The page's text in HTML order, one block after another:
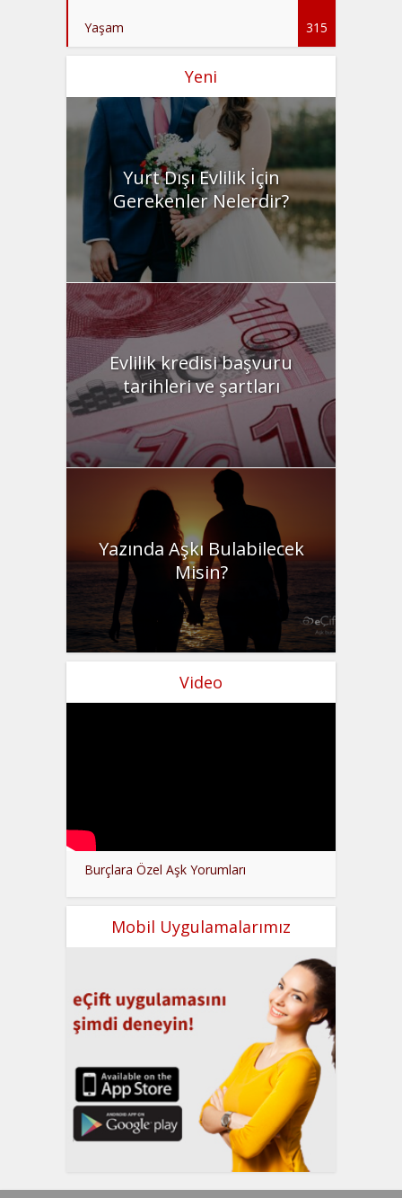
Yaşam 315
Yeni
Yurt Dışı Evlilik İçin
Gerekenler Nelerdir?
Evlilik kredisi başvuru
tarihleri ve şartları
Yazında Aşkı Bulabilecek
Misin?
Video
Burçlara Özel Aşk Yorumları
Mobil Uygulamalarımız